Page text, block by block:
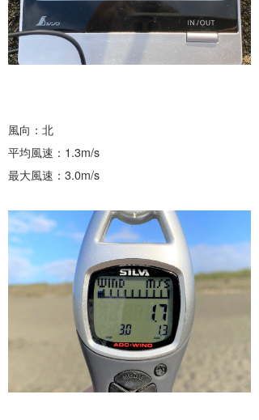
風向：北
平均風速：1.3m/s
最大風速：3.0m/s